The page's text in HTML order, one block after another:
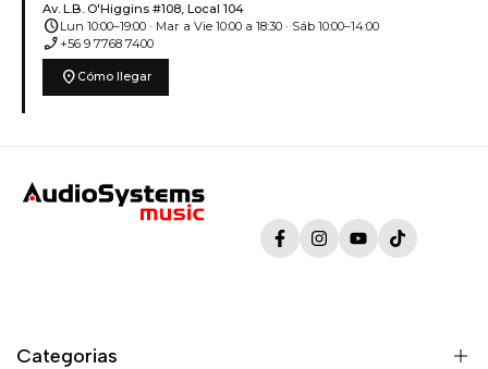
Av. L.B. O'Higgins #108, Local 104
scheduleLun 10:00–19:00 · Mar a Vie 10:00 a 18:30 · Sáb 10:00–14:00
phone_enabled +56 9 7768 7400
location_on Cómo llegar
FacebookInstagramYouTubeTikTok
Categorias